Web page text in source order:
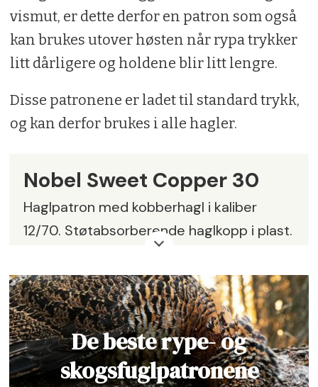
vismut, er dette derfor en patron som også
kan brukes utover høsten når rypa trykker
litt dårligere og holdene blir litt lengre.
Disse patronene er ladet til standard trykk,
og kan derfor brukes i alle hagler.
Nobel Sweet Copper 30
Haglpatron med kobberhagl i kaliber
12/70. Støtabsorberende haglkopp i plast.
Ladning:31,5 gram (oppgitt 30 gram)
Gjennomsnittshastighet:380 m/s
(oppgitt 400m/s)
Hagldiameter:2,8 mm
De beste rype- og
skogsfuglpatronene